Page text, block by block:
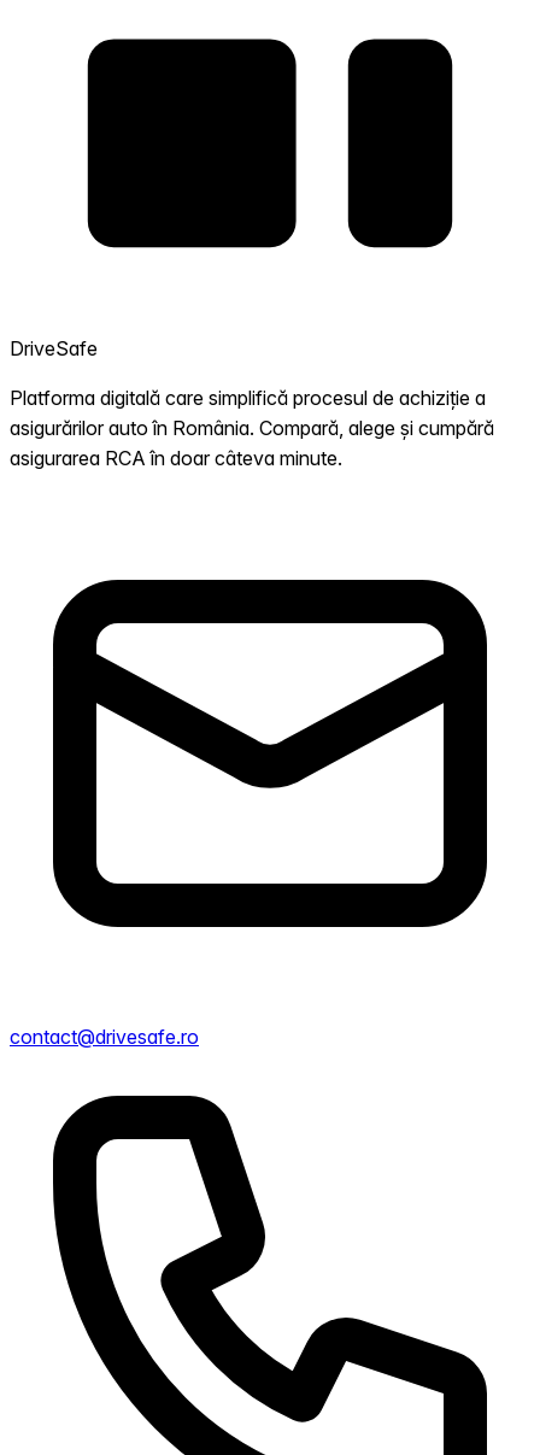
DriveSafe
Platforma digitală care simplifică procesul de achiziție a
asigurărilor auto în România. Compară, alege și cumpără
asigurarea RCA în doar câteva minute.
contact@drivesafe.ro